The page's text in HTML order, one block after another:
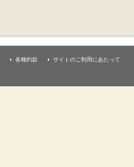
各種約款 サイトのご利用にあたって